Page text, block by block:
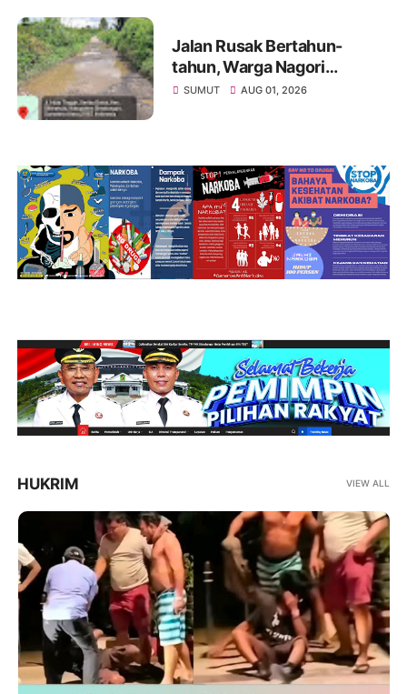
Jalan Rusak Bertahun-
tahun, Warga Nagori
Sibangun Mariah Bergotong
SUMUT AUG 01, 2026
HUKRIM VIEW ALL